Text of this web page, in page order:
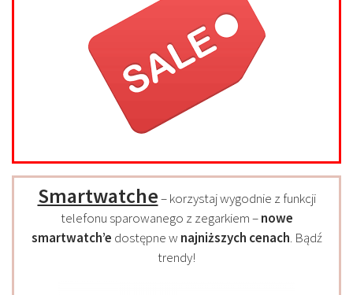
Smartwatche– korzystaj wygodnie z funkcji
telefonu sparowanego z zegarkiem –nowe
smartwatch’e dostępne w najniższych cenach. Bądź
trendy!